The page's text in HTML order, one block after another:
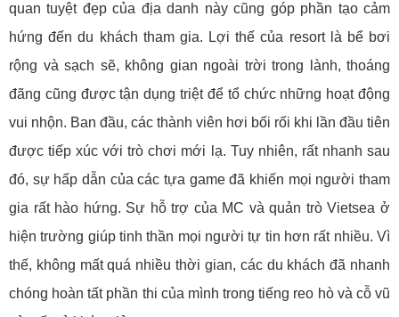
quan tuyệt đẹp của địa danh này cũng góp phần tạo cảm
hứng đến du khách tham gia. Lợi thế của resort là bể bơi
rộng và sạch sẽ, không gian ngoài trời trong lành, thoáng
đãng cũng được tận dụng triệt để tổ chức những hoạt động
vui nhộn. Ban đầu, các thành viên hơi bối rối khi lần đầu tiên
được tiếp xúc với trò chơi mới lạ. Tuy nhiên, rất nhanh sau
đó, sự hấp dẫn của các tựa game đã khiến mọi người tham
gia rất hào hứng. Sự hỗ trợ của MC và quản trò Vietsea ở
hiện trường giúp tinh thần mọi người tự tin hơn rất nhiều. Vì
thế, không mất quá nhiều thời gian, các du khách đã nhanh
chóng hoàn tất phần thi của mình trong tiếng reo hò và cỗ vũ